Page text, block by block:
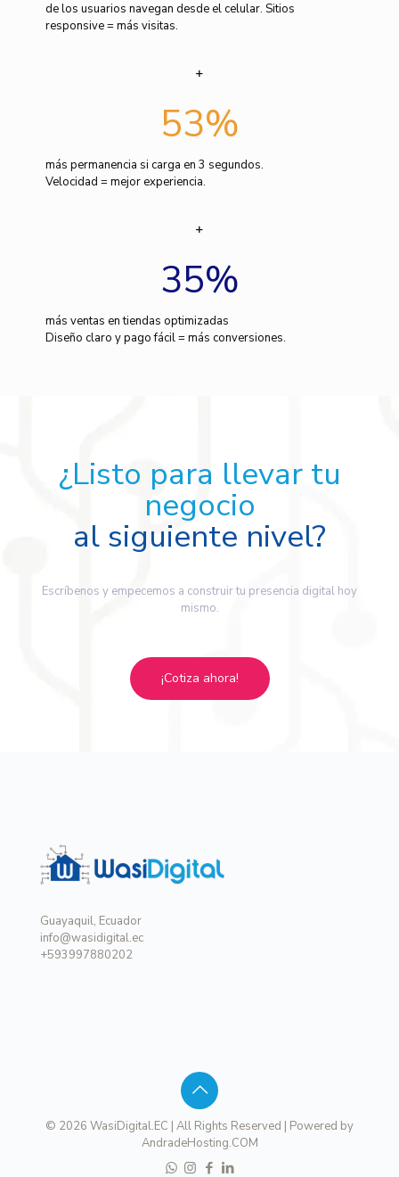
de los usuarios navegan desde el celular. Sitios
responsive = más visitas.
53%
más permanencia si carga en 3 segundos.
Velocidad = mejor experiencia.
35%
más ventas en tiendas optimizadas
Diseño claro y pago fácil = más conversiones.
¿Listo para llevar tu
negocio
al siguiente nivel?
Escríbenos y empecemos a construir tu presencia digital hoy
mismo.
¡Cotiza ahora!
Guayaquil, Ecuador
info@wasidigital.ec
+593997880202
© 2026 WasiDigital.EC | All Rights Reserved | Powered by
AndradeHosting.COM